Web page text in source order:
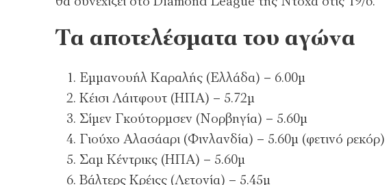
Τα αποτελέσματα του αγώνα
Εμμανουήλ Καραλής (Ελλάδα) – 6.00μ
Κέισι Λάιτφουτ (ΗΠΑ) – 5.72μ
Σίμεν Γκούτορμσεν (Νορβηγία) – 5.60μ
Γιούχο Αλασάαρι (Φινλανδία) – 5.60μ (φετινό ρεκόρ)
Σαμ Κέντρικς (ΗΠΑ) – 5.60μ
Βάλτερς Κρέιςς (Λετονία) – 5.45μ